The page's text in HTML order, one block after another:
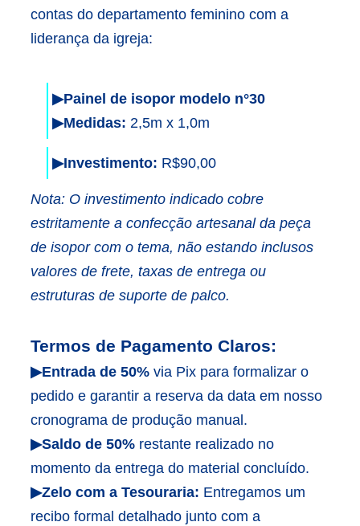
contas do departamento feminino com a
liderança da igreja:
▶Painel de isopor modelo n°30
▶Medidas: 2,5m x 1,0m
▶Investimento: R$90,00
Nota: O investimento indicado cobre
estritamente a confecção artesanal da peça
de isopor com o tema, não estando inclusos
valores de frete, taxas de entrega ou
estruturas de suporte de palco.
Termos de Pagamento Claros:
▶Entrada de 50% via Pix para formalizar o
pedido e garantir a reserva da data em nosso
cronograma de produção manual.
▶Saldo de 50% restante realizado no
momento da entrega do material concluído.
▶Zelo com a Tesouraria: Entregamos um
recibo formal detalhado junto com a